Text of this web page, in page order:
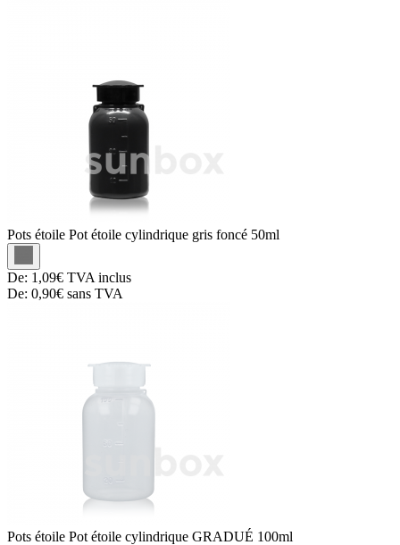
Pots étoile Pot étoile cylindrique gris foncé 50ml
De: 1,09€ TVA inclus
De: 0,90€ sans TVA
Pots étoile Pot étoile cylindrique GRADUÉ 100ml